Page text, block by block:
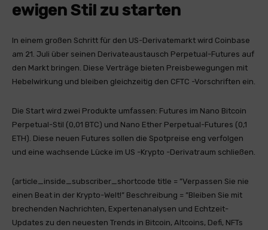
ewigen Stil zu starten
In einem großen Schritt für den US-Derivatemarkt wird Coinbase
am 21. Juli über seinen Derivateaustausch Perpetual-Futures auf
den Markt bringen. Diese Verträge bieten Preisbewegungen mit
Hebelwirkung und bleiben gleichzeitig den CFTC -Vorschriften ein.
Die Start wird zwei Produkte umfassen: Futures im Nano Bitcoin
Perpetual-Stil (0,01 BTC) und Nano Ether Perpetual-Futures (0,1
ETH). Diese neuen Futures sollen die Spotpreise eng verfolgen
und eine wachsende Lücke im US -Krypto -Derivatraum schließen.
(article_inside_subscriber_shortcode title = ”Verpassen Sie nie
einen Beat in der Krypto-Welt!” Beschreibung = ”Bleiben Sie mit
brechenden Nachrichten, Expertenanalysen und Echtzeit-
Updates zu den neuesten Trends in Bitcoin, Altcoins, Defi, NFTs